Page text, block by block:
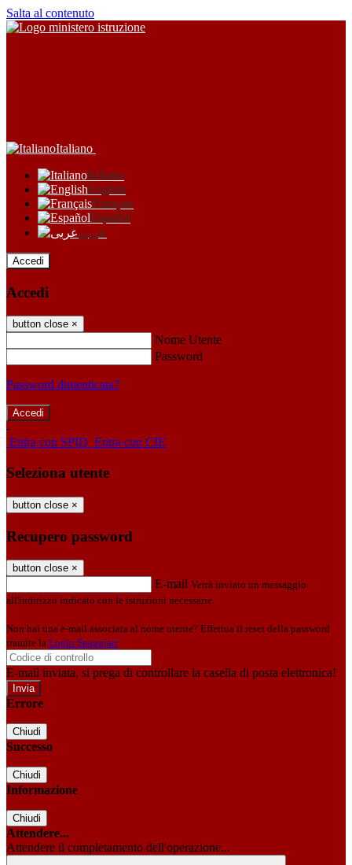
Salta al contenuto
Italiano
Italiano
English
Français
Español
عربى
Accedi
Accedi
button close ×
Nome Utente
Password
Password dimenticata?
-
Entra con SPID Entra con CIE
Seleziona utente
button close ×
Recupero password
button close ×
E-mail Verrà inviato un messaggio
all'indirizzo indicato con le istruzioni necessarie.
Non hai una e-mail associata al nome utente? Effettua il reset della password
tramite la Login Spaggiari
E-mail inviata, si prega di controllare la casella di posta elettronica!
Errore
Chiudi
Successo
Chiudi
Informazione
Chiudi
Attendere...
Attendere il completamento dell'operazione...